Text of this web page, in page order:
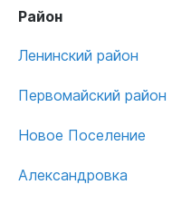
Район
Ленинский район
Первомайский район
Новое Поселение
Александровка